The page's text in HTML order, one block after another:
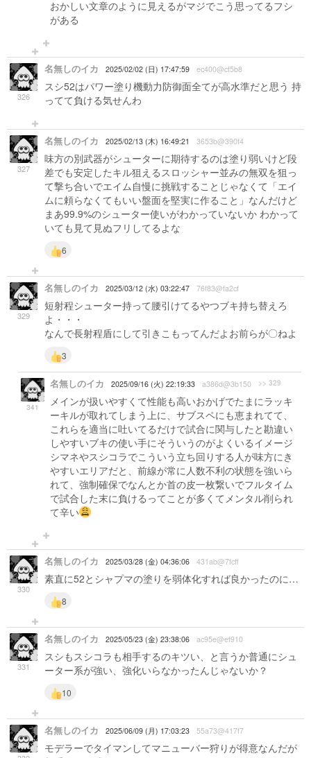
おかしい文章のように見えるがマジでこう思ってるフシ
がある
326
名無しのイカ 2025/02/02 (日) 17:47:59 ec400@cf5b8
スシ52はパワー塗り機動力防御面全てが高水準だと思う 持
ってて負ける気せんわ
327
名無しのイカ 2025/02/13 (木) 16:49:21 3653b@390f4
味方の別武器がシューターに期待するのは塗り弱いけど段
差でも安定したキル狙えるスロッシャー並みの無双を狙っ
て撃ち合いでエイム自慢に挑戦することじゃなくて「エイ
ムに頼らなくてもいい盤面を堅実に作ること」なんだけど
まあ99.9%のシューター使いがわかっていないか わかって
いても見て見ぬフリしてるよな
6
329
名無しのイカ 2025/03/12 (水) 03:22:47 76f83@fa2cf
短射程シューター持って腰引けてるやつブキ持ち替えろ
よ・・・
なんで長射程盾にして引きこもってんだよお前らが〇ねよ
3
341
名無しのイカ 2025/09/16 (火) 22:19:33 a386d@3b150 >> 329
メインが扱いやすくて性能も高いおかげでたまにラッキ
ーキルが取れてしまう上に、サブスペにも恵まれてて、
これらを適当に吐いてるだけで試合に関与したと勘違い
しやすいブキの使い手にそういうのがよくいるイメージ
シマネやスシコラでこういう立ち回りする人が味方にき
やすいエリアだと、前線が常に人数不利の状態を強いら
れて、強制確保でなんとか首の皮一枚繋いでフルタイム
で試合した末に負けるってことが多くてメンタル削られ
て辛い
330
名無しのイカ 2025/03/28 (金) 04:36:06 431ab@7fcff
素直に52とシャプマの塗りを弱体化すれば良かったのに…
8
331
名無しのイカ 2025/05/23 (金) 23:38:06 ac95e@ef910
スシもスシコラも相手するのキツい、と言うか普通にシュ
ーター系が強い、強化いらなかったんじゃないか？
10
名無しのイカ 2025/06/09 (月) 17:03:23 55a73@417f7
モデラーでタイマンしてマニューバー狩りが得意なんだが